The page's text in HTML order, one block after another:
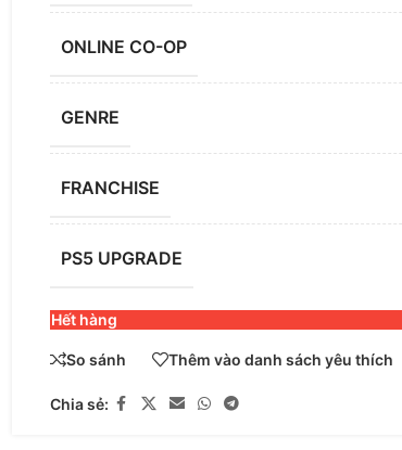
ONLINE CO-OP
GENRE
FRANCHISE
PS5 UPGRADE
Hết hàng
So sánh Thêm vào danh sách yêu thích
Chia sẻ: